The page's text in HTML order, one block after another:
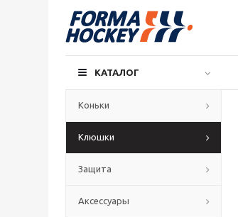
КАТАЛОГ
Коньки
Клюшки
Защита
Аксессуары